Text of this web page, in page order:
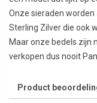
Onze sieraden
Sterling Zilver die ook
Maar onze bedels zijn
verkopen dus nooit
Product